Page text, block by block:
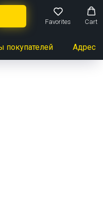
Favorites Cart
покупателей Адреса